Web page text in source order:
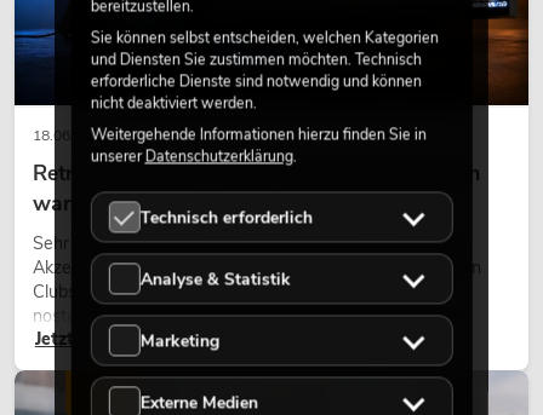
18.06.2026
Retro-Licht im modernen Lichtdesign: Warum
warmes Licht wieder wirkt
Sehr warmes Licht, sichtbare Leuchtflächen und farbige
Akzente prägen viele aktuelle Lichtdesigns auf Bühnen, in
Clubs und bei Events. Retro-Licht ist dabei kein rein
nostalgischer Effekt, sondern ein bewusst eingesetztes
Gestaltungsmittel: Es schafft Atmosphäre, gibt Szenen
Charakter und kann technische LED-Setups emotionaler
wirken lassen.
Jetzt lesen
LICHT
bereitzustellen.
Sie können selbst entscheiden, welchen Kategorien
und Diensten Sie zustimmen möchten. Technisch
erforderliche Dienste sind notwendig und können
nicht deaktiviert werden.
Weitergehende Informationen hierzu finden Sie in
unsererDatenschutzerklärung.
Technisch erforderlich
Analyse & Statistik
Marketing
Externe Medien